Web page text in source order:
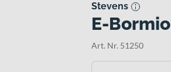
Stevens
E-Bormio
Art. Nr. 51250